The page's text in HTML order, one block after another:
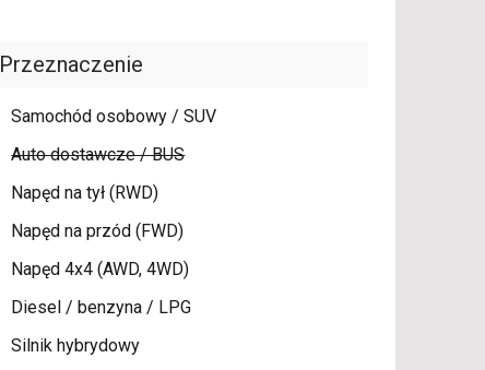
Przeznaczenie
Samochód osobowy / SUV
Auto dostawcze / BUS
Napęd na tył (RWD)
Napęd na przód (FWD)
Napęd 4x4 (AWD, 4WD)
Diesel / benzyna / LPG
Silnik hybrydowy